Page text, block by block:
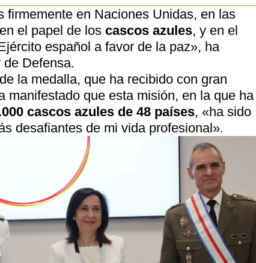
firmemente en Naciones Unidas, en las
el papel de los cascos azules, y en el
español a favor de la paz», ha
Defensa.
la medalla, que ha recibido con gran
manifestado que esta misión, en la que ha
cascos azules de 48 países, «ha sido
desafiantes de mi vida profesional».